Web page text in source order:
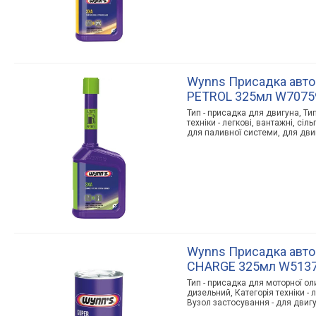
Wynns Присадка
PETROL 325мл
Тип - присадка для двигуна,
техніки - легкові, вантажні,
для паливної системи, для
Wynns Присадка
CHARGE 325мл
Тип - присадка для моторної
дизельний, Категорія техніки -
Вузол застосування - для